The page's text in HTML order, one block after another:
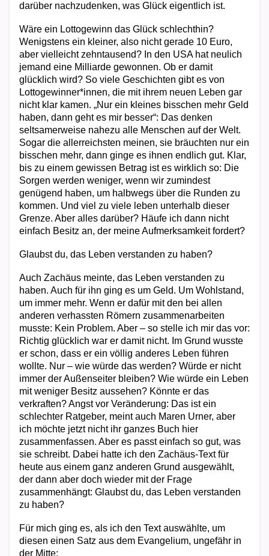
darüber nachzudenken, was Glück eigentlich ist.
Wäre ein Lottogewinn das Glück schlechthin?
Wenigstens ein kleiner, also nicht gerade 10 Euro,
aber vielleicht zehntausend? In den USA hat neulich
jemand eine Milliarde gewonnen. Ob er damit
glücklich wird? So viele Geschichten gibt es von
Lottogewinner*innen, die mit ihrem neuen Leben gar
nicht klar kamen. „Nur ein kleines bisschen mehr Geld
haben, dann geht es mir besser“: Das denken
seltsamerweise nahezu alle Menschen auf der Welt.
Sogar die allerreichsten meinen, sie bräuchten nur ein
bisschen mehr, dann ginge es ihnen endlich gut. Klar,
bis zu einem gewissen Betrag ist es wirklich so: Die
Sorgen werden weniger, wenn wir zumindest
genügend haben, um halbwegs über die Runden zu
kommen. Und viel zu viele leben unterhalb dieser
Grenze. Aber alles darüber? Häufe ich dann nicht
einfach Besitz an, der meine Aufmerksamkeit fordert?
Glaubst du, das Leben verstanden zu haben?
Auch Zachäus meinte, das Leben verstanden zu
haben. Auch für ihn ging es um Geld. Um Wohlstand,
um immer mehr. Wenn er dafür mit den bei allen
anderen verhassten Römern zusammenarbeiten
musste: Kein Problem. Aber – so stelle ich mir das vor:
Richtig glücklich war er damit nicht. Im Grund wusste
er schon, dass er ein völlig anderes Leben führen
wollte. Nur – wie würde das werden? Würde er nicht
immer der Außenseiter bleiben? Wie würde ein Leben
mit weniger Besitz aussehen? Könnte er das
verkraften? Angst vor Veränderung: Das ist ein
schlechter Ratgeber, meint auch Maren Urner, aber
ich möchte jetzt nicht ihr ganzes Buch hier
zusammenfassen. Aber es passt einfach so gut, was
sie schreibt. Dabei hatte ich den Zachäus-Text für
heute aus einem ganz anderen Grund ausgewählt,
der dann aber doch wieder mit der Frage
zusammenhängt: Glaubst du, das Leben verstanden
zu haben?
Für mich ging es, als ich den Text auswählte, um
diesen einen Satz aus dem Evangelium, ungefähr in
der Mitte: